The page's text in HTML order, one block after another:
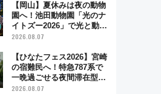
【岡山】夏休みは夜の動物
園へ！池田動物園「光のナ
イトズー2026」で光と動物
が彩る特別な夜
2026.08.07
【ひなたフェス2026】宮崎
の宿難民へ！特急787系で
一晩過ごせる夜間滞在型イ
ベント「スワローおひさ
2026.08.07